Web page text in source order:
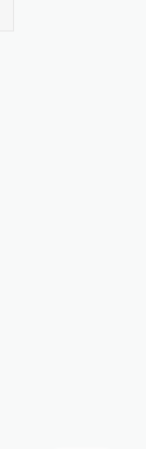
山一初三男生教室